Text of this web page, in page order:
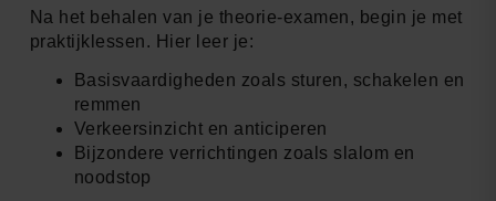
Na het behalen van je theorie-examen, begin je met
praktijklessen. Hier leer je:
Basisvaardigheden zoals sturen, schakelen en
remmen
Verkeersinzicht en anticiperen
Bijzondere verrichtingen zoals slalom en
noodstop